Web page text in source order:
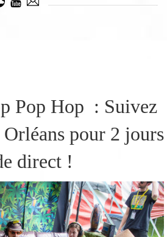
Pop Hop : Suivez
pour 2 jours
direct !